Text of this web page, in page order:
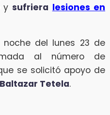
ysufriera lesiones en
del lunes 23 de
al número de
se solicitó apoyo de
Tetela.